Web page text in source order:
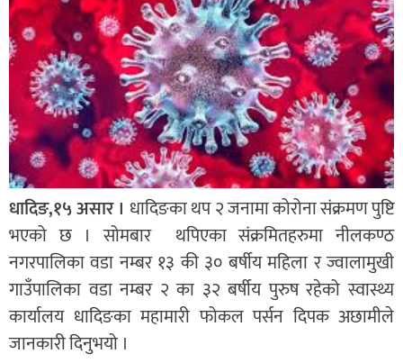
धादिङ,१५ असार । धादिङका थप २ जनामा कोरोना संक्रमण पुष्टि
भएको छ । सोमबार थपिएका संक्रमितहरुमा नीलकण्ठ
नगरपालिका वडा नम्बर १३ की ३० बर्षीय महिला र ज्वालामुखी
गाउँपालिका वडा नम्बर २ का ३२ बर्षीय पुरुष रहेको स्वास्थ्य
कार्यालय धादिङका महामारी फोकल पर्सन दिपक अछामीले
जानकारी दिनुभयो ।